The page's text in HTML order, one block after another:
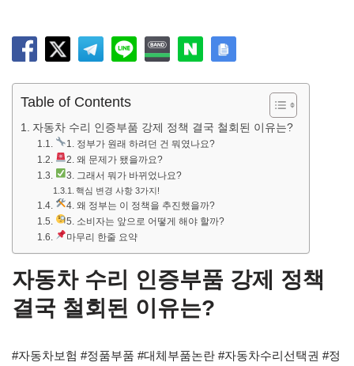
Table of Contents
자동차 수리 인증부품 강제 정책 결국 철회된 이유는?
1. 정부가 원래 하려던 건 뭐였나요?
2. 왜 문제가 됐을까요?
3. 그래서 뭐가 바뀌었나요?
핵심 변경 사항 3가지!
4. 왜 정부는 이 정책을 추진했을까?
5. 소비자는 앞으로 어떻게 해야 할까?
마무리 한줄 요약
자동차 수리 인증부품 강제 정책
결국 철회된 이유는?
#자동차보험 #정품부품 #대체부품논란 #자동차수리선택권 #정